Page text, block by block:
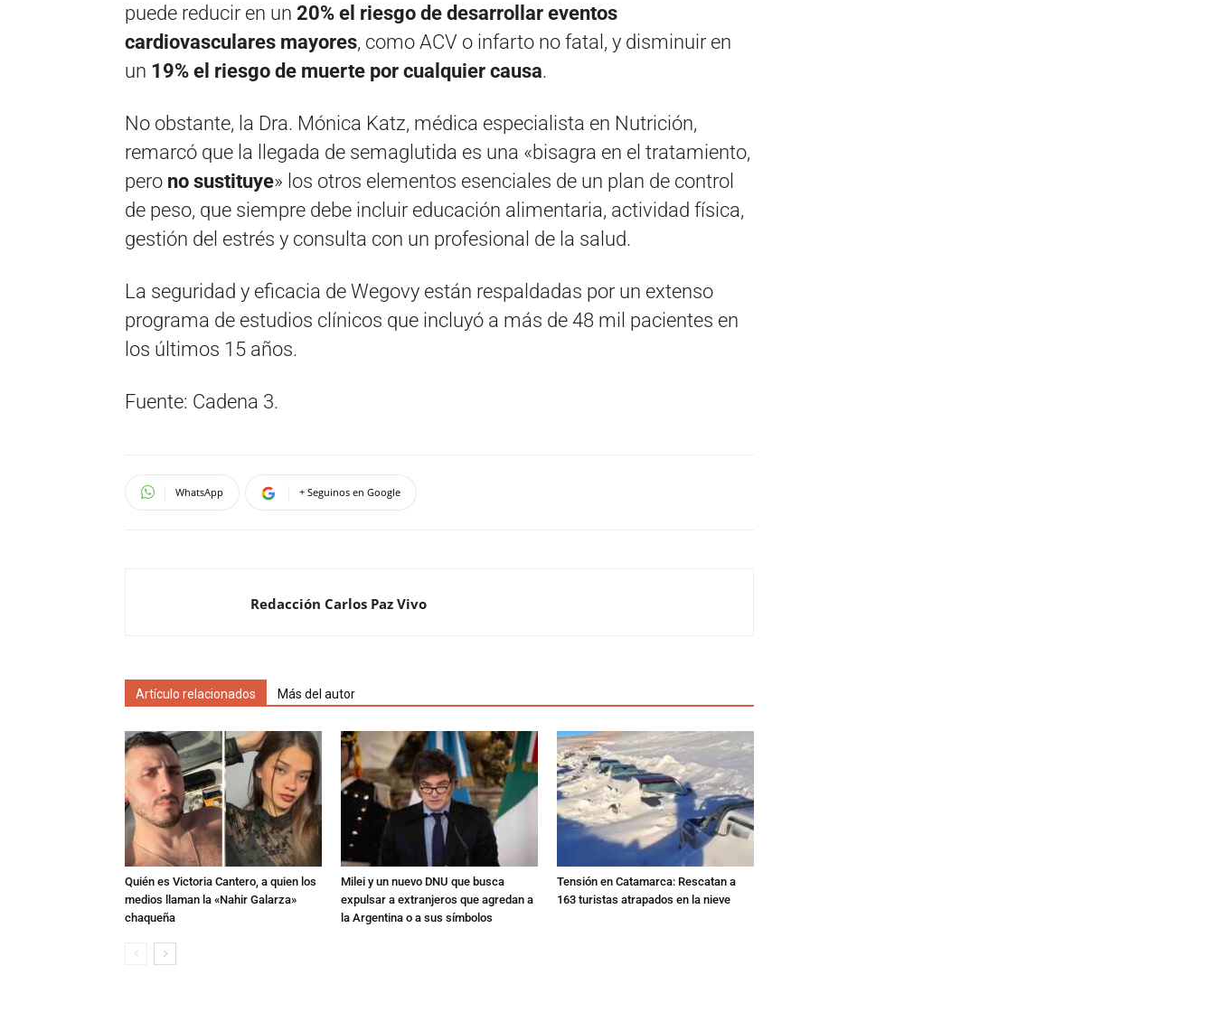
puede reducir en un 20% el riesgo de desarrollar eventos
cardiovasculares mayores, como ACV o infarto no fatal, y disminuir en
un 19% el riesgo de muerte por cualquier causa.
No obstante, la Dra. Mónica Katz, médica especialista en Nutrición,
remarcó que la llegada de semaglutida es una «bisagra en el tratamiento,
pero no sustituye» los otros elementos esenciales de un plan de control
de peso, que siempre debe incluir educación alimentaria, actividad física,
gestión del estrés y consulta con un profesional de la salud.
La seguridad y eficacia de Wegovy están respaldadas por un extenso
programa de estudios clínicos que incluyó a más de 48 mil pacientes en
los últimos 15 años.
Fuente: Cadena 3.
WhatsApp + Seguinos en Google
Redacción Carlos Paz Vivo
Artículo relacionados Más del autor
Quién es Victoria Cantero, a quien los
medios llaman la «Nahir Galarza»
chaqueña
Milei y un nuevo DNU que busca
expulsar a extranjeros que agredan a
la Argentina o a sus símbolos
Tensión en Catamarca: Rescatan a
163 turistas atrapados en la nieve